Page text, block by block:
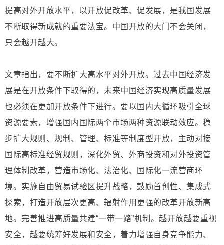
提高对外开放水平，以开放促改革、促发展，是我国发展
不断取得新成就的重要法宝。中国开放的大门不会关闭，
只会越开越大。
文章指出，要不断扩大高水平对外开放。过去中国经济发
展是在开放条件下取得的，未来中国经济实现高质量发展
也必须在更加开放条件下进行。要以国内大循环吸引全球
资源要素，增强国内国际两个市场两种资源联动效应。稳
步扩大规则、规制、管理、标准等制度型开放，主动对接
国际高标准经贸规则，深化外贸、外商投资和对外投资管
理体制改革，营造市场化、法治化、国际化一流营商环
境。实施自由贸易试验区提升战略，鼓励首创性、集成式
探索，打造开放层次更高、辐射作用更强的改革开放新高
地。完善推进高质量共建“一带一路”机制。越开放越要重视
安全，越要统筹好发展和安全，着力增强自身竞争能力、